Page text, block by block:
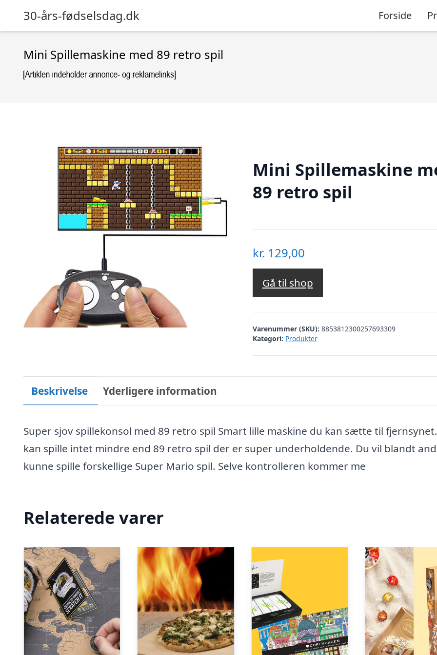
30-års-fødselsdag.dk Forside
Mini Spillemaskine med 89 retro spil
Mini Spillemaskine
89 retro spil
kr. 129,00
Gå til shop
Varenummer (SKU): 8853812300257693309
Kategori: Produkter
Beskrivelse Yderligere information
Super sjov spillekonsol med 89 retro spil Smart lille maskine du kan sætte til
kan spille intet mindre end 89 retro spil der er super underholdende. Du vil blandt
kunne spille forskellige Super Mario spil. Selve kontrolleren kommer me
Relaterede varer